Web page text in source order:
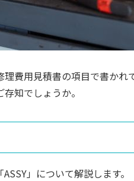
費用見積書の項目で書かれ
知でしょうか。
」について解説します。